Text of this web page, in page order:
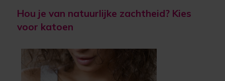
Hou je van natuurlijke zachtheid? Kies
voor katoen